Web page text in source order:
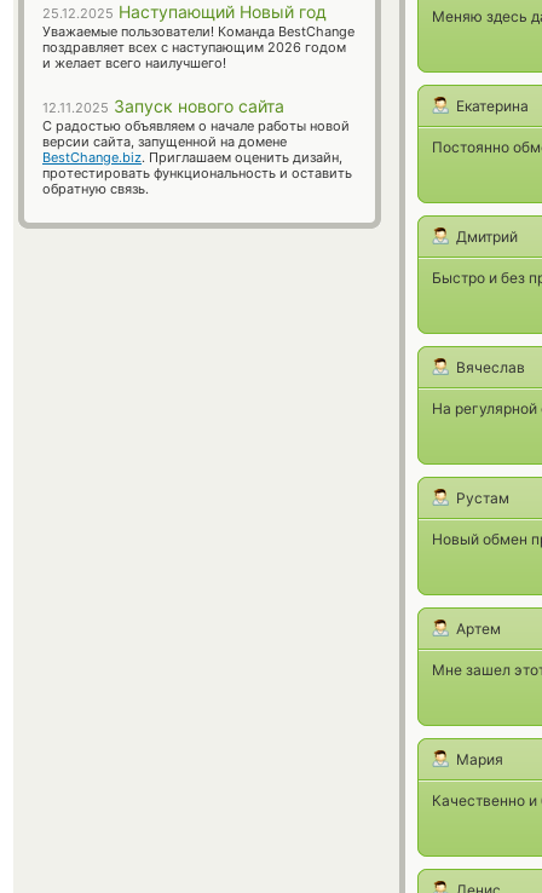
Меняю здесь
Екатерина
Постоянно
Дмитрий
Быстро и без
Вячеслав
На
Рустам
Новый обмен
Артем
Мне зашел
Мария
Качественно
25.12.2025 Наступающий Новый год
Уважаемые пользователи! Команда BestChange
поздравляет всех с наступающим 2026 годом
и желает всего наилучшего!
12.11.2025 Запуск нового сайта
С радостью объявляем о начале работы новой
версии сайта, запущенной на домене
BestChange.biz. Приглашаем оценить дизайн,
протестировать функциональность и оставить
обратную связь.